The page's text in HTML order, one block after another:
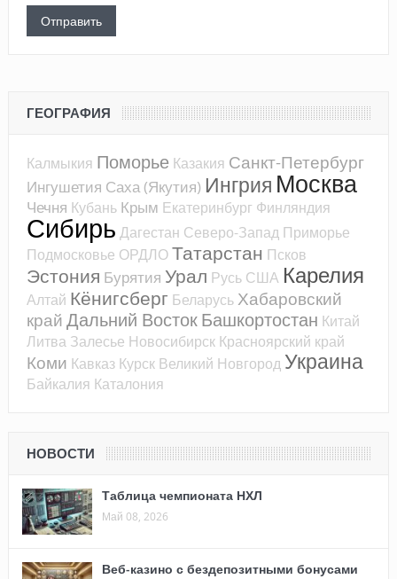
ГЕОГРАФИЯ
Калмыкия Поморье Казакия Санкт-Петербург
Ингушетия Саха (Якутия) Ингрия Москва
Чечня Кубань Крым Екатеринбург Финляндия
Сибирь Дагестан Северо-Запад Приморье
Подмосковье ОРДЛОТатарстан Псков
Эстония Бурятия Урал Русь США Карелия
Алтай Кёнигсберг Беларусь Хабаровский
край Дальний ВостокБашкортостан Китай
Литва Залесье Новосибирск Красноярский край
Коми Кавказ Курск Великий Новгород Украина
Байкалия Каталония
НОВОСТИ
Таблица чемпионата НХЛ
Май 08, 2026
Веб-казино с бездепозитными бонусами